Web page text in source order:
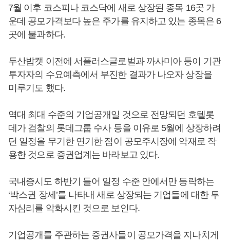
7월 이후 코스피나 코스닥에 새로 상장된 종목 16곳 가
운데 공모가격보다 높은 주가를 유지하고 있는 종목은 6
곳에 불과하다.
두산밥캣 이전에 서플러스글로벌과 까사미아 등이 기관
투자자의 수요예측에서 부진한 결과가 나오자 상장을
미루기도 했다.
역대 최대 수준의 기업공개일 것으로 전망되던 호텔롯
데가 검찰의 롯데그룹 수사 등을 이유로 5월에 상장하려
던 일정을 무기한 연기한 점이 공모주시장에 악재로 작
용한 것으로 증권업계는 바라보고 있다.
국내증시도 하반기 들어 일정 수준 안에서만 등락하는
‘박스권 장세’를 나타내 새로 상장되는 기업들에 대한 투
자심리를 악화시킨 것으로 보인다.
기업공개를 주관하는 증권사들이 공모가격을 지나치게